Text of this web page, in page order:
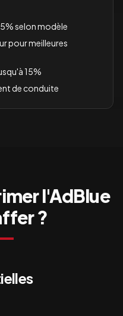
selon modèle
pour meilleures
15%
de conduite
l'AdBlue
?